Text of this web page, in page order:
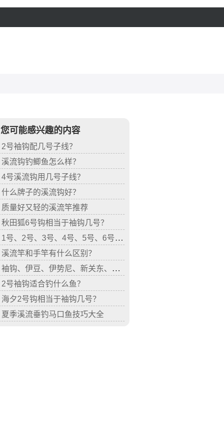
您可能感兴趣的内容
2号袖钩配几号子线？
溪流钩钓鲫鱼怎么样？
4号溪流钩用几号子线？
什么牌子的溪流钩好？
质量好又轻的溪流竿推荐
秋田狐6号钩相当于袖钩几号？
1号、2号、3号、4号、5号、6号袖钩适合钓什么鱼？
溪流竿和手竿有什么区别？
袖钩、伊豆、伊势尼、新关东、丸世、海夕等鱼钩有什么区别？
2号袖钩适合钓什么鱼？
海夕2号钩相当于袖钩几号？
夏季溪流垂钓马口鱼技巧大全